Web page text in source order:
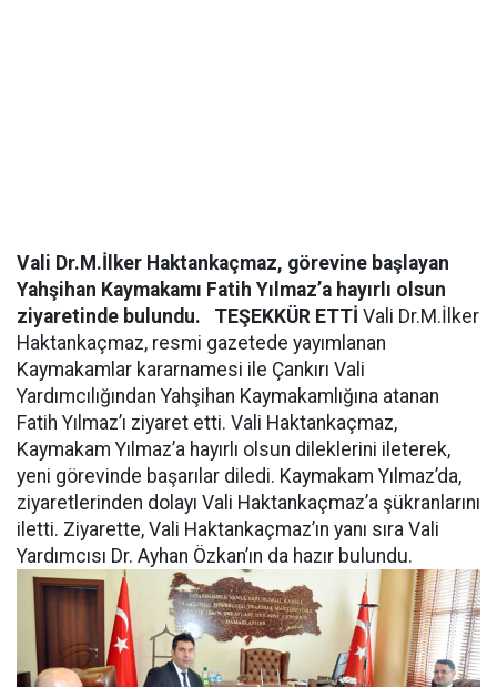
Vali Dr.M.İlker Haktankaçmaz, görevine başlayan
Yahşihan Kaymakamı Fatih Yılmaz’a hayırlı olsun
ziyaretinde bulundu.
TEŞEKKÜR ETTİ Vali Dr.M.İlker
Haktankaçmaz, resmi gazetede yayımlanan
Kaymakamlar kararnamesi ile Çankırı Vali
Yardımcılığından Yahşihan Kaymakamlığına atanan
Fatih Yılmaz’ı ziyaret etti. Vali Haktankaçmaz,
Kaymakam Yılmaz’a hayırlı olsun dileklerini ileterek,
yeni görevinde başarılar diledi. Kaymakam Yılmaz’da,
ziyaretlerinden dolayı Vali Haktankaçmaz’a şükranlarını
iletti. Ziyarette, Vali Haktankaçmaz’ın yanı sıra Vali
Yardımcısı Dr. Ayhan Özkan’ın da hazır bulundu.